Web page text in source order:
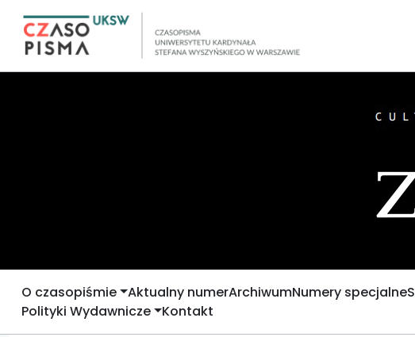
O czasopiśmie Aktualny numerArchiwumNumery specjalne
Polityki Wydawnicze Kontakt